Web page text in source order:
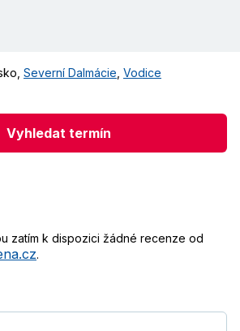
Severní Dalmácie Vodice
Vyhledat termín
zatím k dispozici žádné recenze od
.